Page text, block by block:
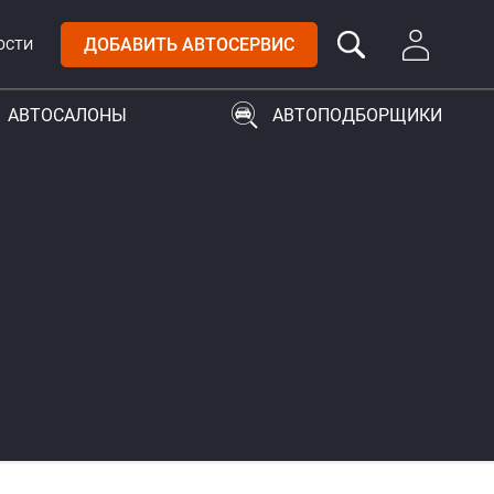
ДОБАВИТЬ АВТОСЕРВИС
АВТОСАЛОНЫ АВТОПОДБОРЩИКИ